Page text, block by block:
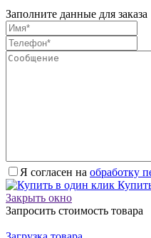
Заполните данные для заказа
Я согласен на обработку
Закрыть окно
Запросить стоимость товара